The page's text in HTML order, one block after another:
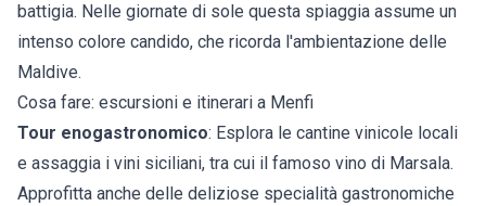
battigia. Nelle giornate di sole questa spiaggia assume un
intenso colore candido, che ricorda l'ambientazione delle
Maldive.
Cosa fare: escursioni e itinerari a Menfi
Tour enogastronomico: Esplora le cantine vinicole locali
e assaggia i vini siciliani, tra cui il famoso vino di Marsala.
Approfitta anche delle deliziose specialità gastronomiche